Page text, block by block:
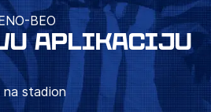
BEO
APLIKACIJU
na stadion